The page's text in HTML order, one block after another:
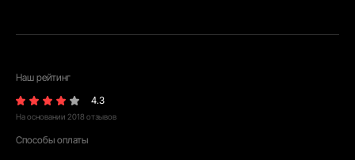
Наш рейтинг
4.3
На основании 2018 отзывов
Способы оплаты